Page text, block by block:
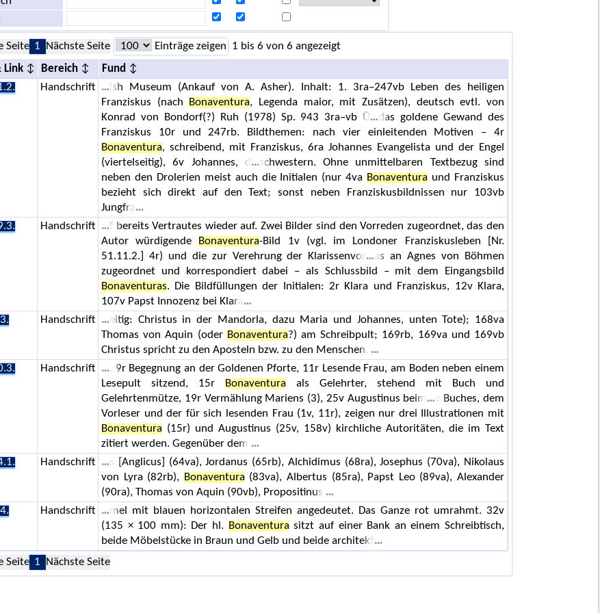
Seite 1 Nächste Seite Einträge zeigen 1 bis 6 von 6 angezeigt
Link Bereich
Fund
Handschrift
ish Museum (Ankauf von A. Asher). Inhalt: 1. 3ra–247vb Leben des heiligen
Franziskus (nach
Bonaventura, Legenda maior, mit Zusätzen), deutsch evtl. von
Konrad von Bondorf(?) Ruh (1978) Sp. 943 3ra–vb Ü
das goldene Gewand des
Franziskus 10r und 247rb. Bildthemen: nach vier einleitenden Motiven – 4r
Bonaventura, schreibend, mit Franziskus, 6ra Johannes Evangelista und der Engel
(viertelseitig), 6v Johannes, d
schwestern. Ohne unmittelbaren Textbezug sind
neben den Drolerien meist auch die Initialen (nur 4va Bonaventura und Franziskus
bezieht sich direkt auf den Text; sonst neben Franziskusbildnissen nur 103vb
Jungfra
Handschrift
f bereits Vertrautes wieder auf. Zwei Bilder sind den Vorreden zugeordnet, das den
Autor würdigende Bonaventura-Bild 1v (vgl. im Londoner Franziskusleben [Nr.
51.11.2.] 4r) und die zur Verehrung der Klarissenvor
as an Agnes von Böhmen
zugeordnet und korrespondiert dabei – als Schlussbild – mit dem Eingangsbild
Bonaventuras. Die Bildfüllungen der Initialen: 2r Klara und Franziskus, 12v Klara,
107v Papst Innozenz bei Klara
Handschrift
eitig: Christus in der Mandorla, dazu Maria und Johannes, unten Tote); 168va
Thomas von Aquin (oder Bonaventura?) am Schreibpult; 169rb, 169va und 169vb
Christus spricht zu den Aposteln bzw. zu den Menschen.
Handschrift
, 9r Begegnung an der Goldenen Pforte, 11r Lesende Frau, am Boden neben einem
Lesepult sitzend, 15r
Bonaventuraals Gelehrter, stehend mit Buch und
Gelehrtenmütze, 19r Vermählung Mariens (3), 25v Augustinus beim
s Buches, dem
Vorleser und der für sich lesenden Frau (1v, 11r), zeigen nur drei Illustrationen mit
Bonaventura(15r) und Augustinus (25v, 158v) kirchliche Autoritäten, die im Text
zitiert werden. Gegenüber dem
Handschrift
s [Anglicus] (64va), Jordanus (65rb), Alchidimus (68ra), Josephus (70va), Nikolaus
von Lyra (82rb),
Bonaventura(83va), Albertus (85ra), Papst Leo (89va), Alexander
(90ra), Thomas von Aquin (90vb), Propositinus
Handschrift
mel mit blauen horizontalen Streifen angedeutet. Das Ganze rot umrahmt. 32v
(135 × 100 mm): Der hl.
Bonaventurasitzt auf einer Bank an einem Schreibtisch,
beide Möbelstücke in Braun und Gelb und beide architekt
Seite 1 Nächste Seite